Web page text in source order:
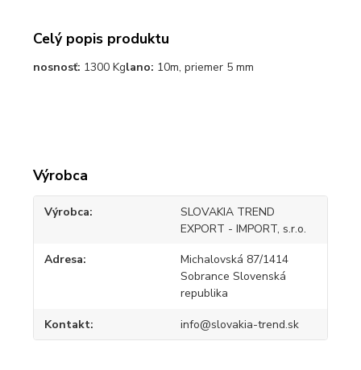
Celý popis produktu
nosnosť: 1300 Kglano: 10m, priemer 5 mm
Výrobca
Výrobca
SLOVAKIA TREND
EXPORT - IMPORT, s.r.o.
Adresa
Michalovská 87/1414
Sobrance Slovenská
republika
Kontakt info@slovakia-trend.sk